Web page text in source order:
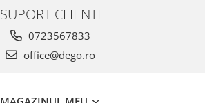
SUPORT CLIENTI
0723567833
office@dego.ro